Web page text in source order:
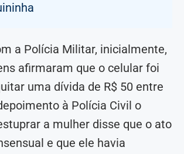
a Polícia Militar, inicialmente,
afirmaram que o celular foi
uma dívida de R$ 50 entre
à Polícia Civil o
a mulher disse que o ato
e que ele havia